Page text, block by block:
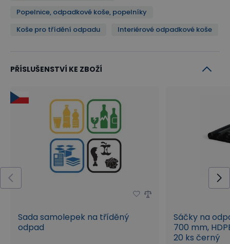
Popelnice, odpadkové koše, popelníky
Koše pro třídění odpadu
Interiérové odpadkové koše
PŘÍSLUŠENSTVÍ KE ZBOŽÍ
Sada samolepek na tříděný
odpad
Sáčky na
700 mm,
20 ks černý